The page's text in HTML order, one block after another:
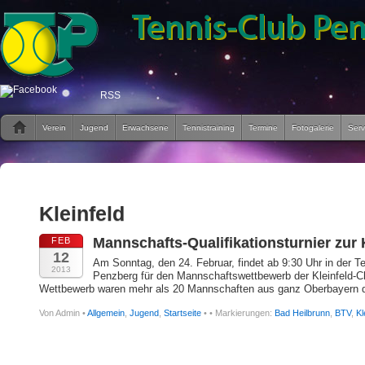
RSS
Verein Jugend Erwachsene Tennistraining Termine Fotogalerie
Kleinfeld
FEB
12
2013
Mannschafts-Qualifikationsturnier zur
Am Sonntag, den 24. Februar, findet ab 9:30 Uhr in der
Penzberg für den Mannschaftswettbewerb der Kleinfeld-
Wettbewerb waren mehr als 20 Mannschaften aus ganz
Von Admin • Allgemein, Jugend, Startseite• • Markierungen: Bad Heilbrunn, BTV,